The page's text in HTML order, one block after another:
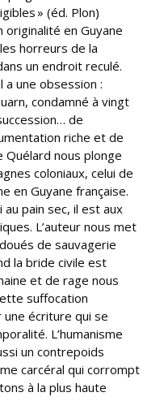
» (éd. Plon)
en Guyane
horreurs de la
un endroit reculé.
a une obsession :
condamné à vingt
de
riche et de
nous plonge
coloniaux, celui de
en Guyane française.
au pain sec, il est aux
L’auteur nous met
de sauvagerie
la bride civile est
et de rage nous
suffocation
écriture qui se
L’humanisme
un contrepoids
carcéral qui corrompt
à la plus haute